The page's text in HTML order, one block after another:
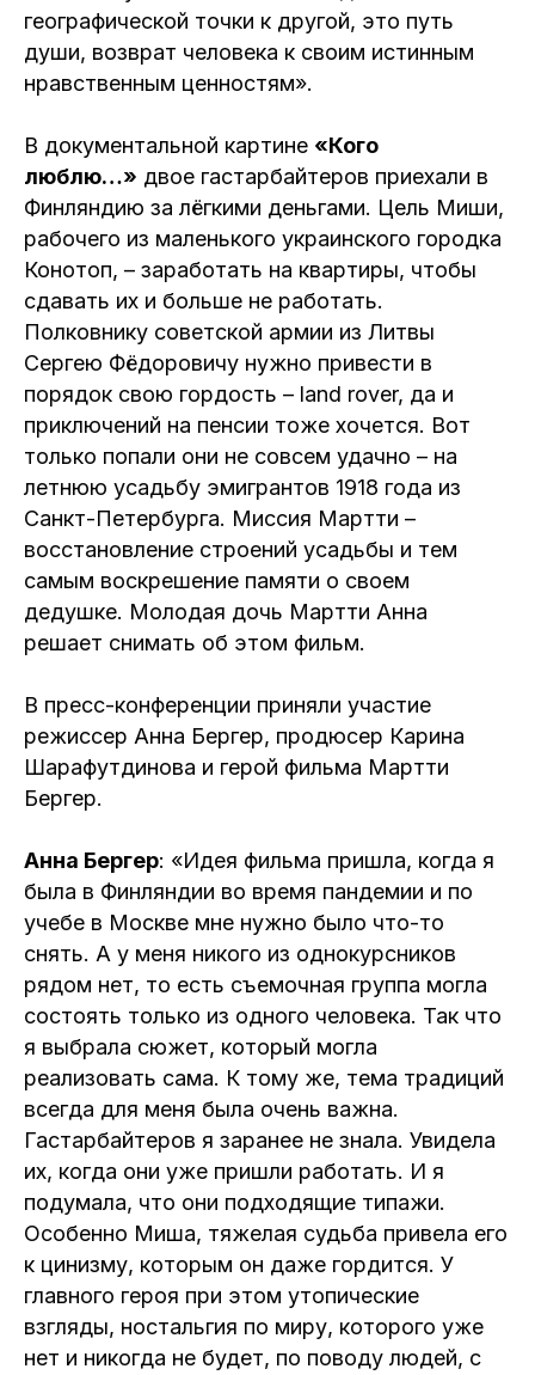
географической точки к другой, это путь
души, возврат человека к своим истинным
нравственным ценностям».
В документальной картине «Кого
люблю…» двое гастарбайтеров приехали в
Финляндию за лёгкими деньгами. Цель Миши,
рабочего из маленького украинского городка
Конотоп, – заработать на квартиры, чтобы
сдавать их и больше не работать.
Полковнику советской армии из Литвы
Сергею Фёдоровичу нужно привести в
порядок свою гордость – land rover, да и
приключений на пенсии тоже хочется. Вот
только попали они не совсем удачно – на
летнюю усадьбу эмигрантов 1918 года из
Санкт-Петербурга. Миссия Мартти –
восстановление строений усадьбы и тем
самым воскрешение памяти о своем
дедушке. Молодая дочь Мартти Анна
решает снимать об этом фильм.
В пресс-конференции приняли участие
режиссер Анна Бергер, продюсер Карина
Шарафутдинова и герой фильма Мартти
Бергер.
Анна Бергер: «Идея фильма пришла, когда я
была в Финляндии во время пандемии и по
учебе в Москве мне нужно было что-то
снять. А у меня никого из однокурсников
рядом нет, то есть съемочная группа могла
состоять только из одного человека. Так что
я выбрала сюжет, который могла
реализовать сама. К тому же, тема традиций
всегда для меня была очень важна.
Гастарбайтеров я заранее не знала. Увидела
их, когда они уже пришли работать. И я
подумала, что они подходящие типажи.
Особенно Миша, тяжелая судьба привела его
к цинизму, которым он даже гордится. У
главного героя при этом утопические
взгляды, ностальгия по миру, которого уже
нет и никогда не будет, по поводу людей, с